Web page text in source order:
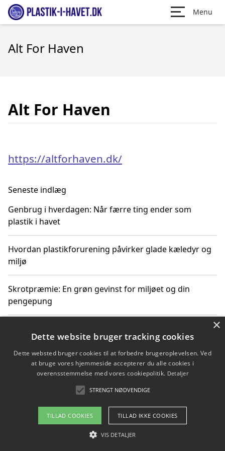
Menu
Alt For Haven
Alt For Haven
https://altforhaven.dk/
Seneste indlæg
Genbrug i hverdagen: Når færre ting ender som
plastik i havet
Hvordan plastikforurening påvirker glade kæledyr og
miljø
Skrotpræmie: En grøn gevinst for miljøet og din
pengepung
Hvordan blåfade med rist kan hjælpe med at reducere
plastik i havet
Spil kasinospil på et troværdigt online casino: Din
guide til sikker og sjov underholdning
Copyright 2026 - Pilanto Aps
Om / kontakt
×
Dette website bruger tracking cookies
Dette websted bruger cookies til at forbedre brugeroplevelsen. Ved
at bruge vores hjemmeside accepterer du alle cookies i
overensstemmelse med vores cookiepolitik. Detaljer
STRENGT NØDVENDIGE
TILLAD COOKIES TILLAD IKKE COOKIES
VIS DETALJER